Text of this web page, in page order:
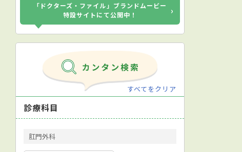
「ドクターズ・ファイル」ブランドムービー
特設サイトにて公開中！
›
すべてをクリア
診療科目
肛門外科